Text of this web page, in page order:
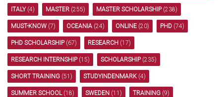
ITALY(4) MASTER (255) MASTER SCHOLARSHIP(238)
MUST-KNOW (7) OCEANIA (24) ONLINE (20) PHD (74)
PHD SCHOLARSHIP(67) RESEARCH (17)
RESEARCH INTERNSHIP(15) SCHOLARSHIP(235)
SHORT TRAINING (51) STUDYINDENMARK (4)
SUMMER SCHOOL(18) SWEDEN (11) TRAINING (9)